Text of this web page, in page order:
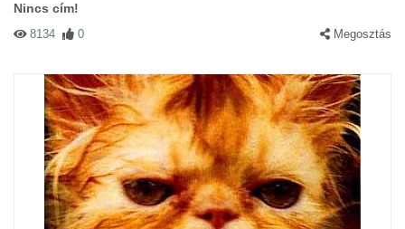
Nincs cím!
8134 0 Megosztás